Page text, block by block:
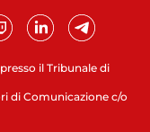
il Tribunale di
di Comunicazione c/o